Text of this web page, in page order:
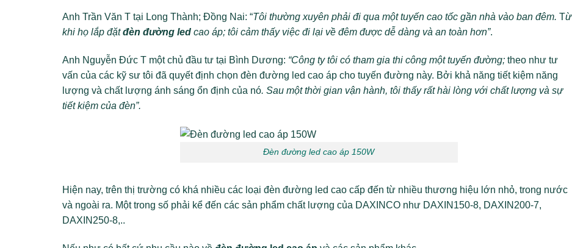
Anh Trần Văn T tại Long Thành; Đồng Nai: “Tôi thường xuyên phải đi qua một tuyến cao tốc gần nhà vào ban đêm. Từ
khi họ lắp đặtđèn đường led cao áp; tôi cảm thấy việc đi lại về đêm được dễ dàng và an toàn hơn”.
Anh Nguyễn Đức T một chủ đầu tư tại Bình Dương: “Công ty tôi có tham gia thi công một tuyến đường; theo như tư
vấn của các kỹ sư tôi đã quyết định chọn đèn đường led cao áp cho tuyến đường này. Bởi khả năng tiết kiệm năng
lượng và chất lượng ánh sáng ổn định của nó. Sau một thời gian vận hành, tôi thấy rất hài lòng với chất lượng và sự
tiết kiệm của đèn”.
Đèn đường led cao áp 150W
Hiện nay, trên thị trường có khá nhiều các loại đèn đường led cao cấp đến từ nhiều thương hiệu lớn nhỏ, trong nước
và ngoài ra. Một trong số phải kể đến các sản phẩm chất lượng của DAXINCO như DAXIN150-8, DAXIN200-7,
DAXIN250-8,..